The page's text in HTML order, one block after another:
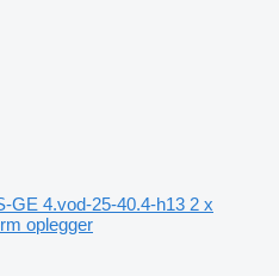
GE 4.vod-25-40.4-h13 2 x
oplegger